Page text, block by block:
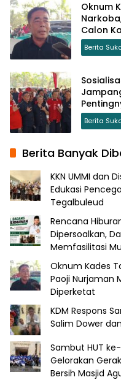
Oknum
Calon
Berita
Berita
Berita Banyak
KKN UMMI dan
Edukasi
Tegalbuleud
Rencana
Dipersoalkan,
Memfasilitasi
Oknum Kades
Paoji Nurjaman
Diperketat
KDM Respons
Salim Dower
Sambut HUT
Gelorakan
Bersih Masjid